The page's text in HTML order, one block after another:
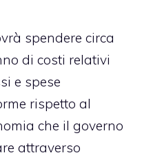
spendere circa
di costi relativi
e spese
rispetto al
che il governo
attraverso